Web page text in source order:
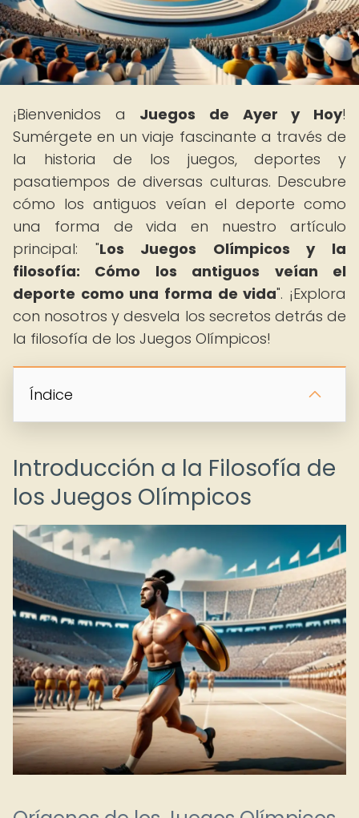
¡Bienvenidos a Juegos de Ayer y Hoy!
Sumérgete en un viaje fascinante a través de
la historia de los juegos, deportes y
pasatiempos de diversas culturas. Descubre
cómo los antiguos veían el deporte como
una forma de vida en nuestro artículo
principal: "Los Juegos Olímpicos y la
filosofía: Cómo los antiguos veían el
deporte como una forma de vida". ¡Explora
con nosotros y desvela los secretos detrás de
la filosofía de los Juegos Olímpicos!
Índice
Introducción a la Filosofía de
los Juegos Olímpicos